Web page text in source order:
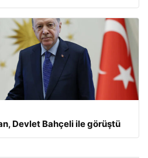
Devlet Bahçeli ile görüştü